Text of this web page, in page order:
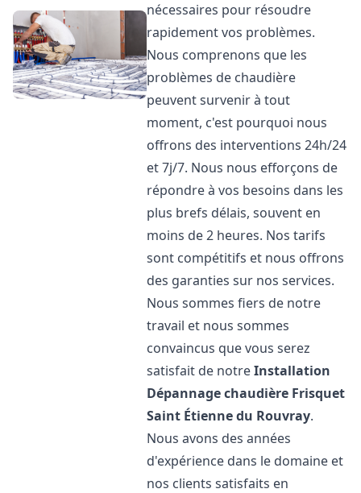
nécessaires pour résoudre
rapidement vos problèmes.
Nous comprenons que les
problèmes de chaudière
peuvent survenir à tout
moment, c'est pourquoi nous
offrons des interventions 24h/24
et 7j/7. Nous nous efforçons de
répondre à vos besoins dans les
plus brefs délais, souvent en
moins de 2 heures. Nos tarifs
sont compétitifs et nous offrons
des garanties sur nos services.
Nous sommes fiers de notre
travail et nous sommes
convaincus que vous serez
satisfait de notreInstallation
Dépannage chaudière Frisquet
Saint Étienne du Rouvray.
Nous avons des années
d'expérience dans le domaine et
nos clients satisfaits en